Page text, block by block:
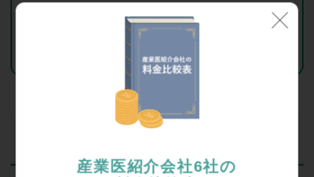
産業医紹介会社6社の
無料ダウンロードする